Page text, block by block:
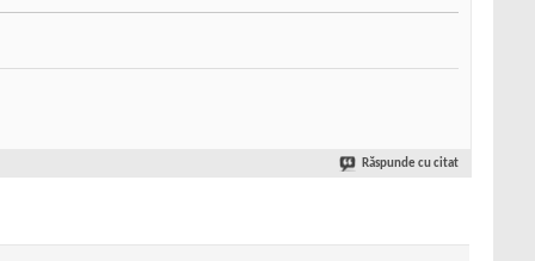
Răspunde cu citat